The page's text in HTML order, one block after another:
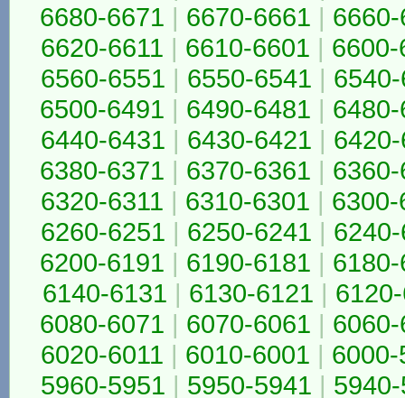
6680-6671 | 6670-6661 |
6620-6611 | 6610-6601 |
6560-6551 | 6550-6541 |
6500-6491 | 6490-6481 |
6440-6431 | 6430-6421 |
6380-6371 | 6370-6361 |
6320-6311 | 6310-6301 |
6260-6251 | 6250-6241 |
6200-6191 | 6190-6181 |
6140-6131 | 6130-6121 |
6080-6071 | 6070-6061 |
6020-6011 | 6010-6001 |
5960-5951 | 5950-5941 |